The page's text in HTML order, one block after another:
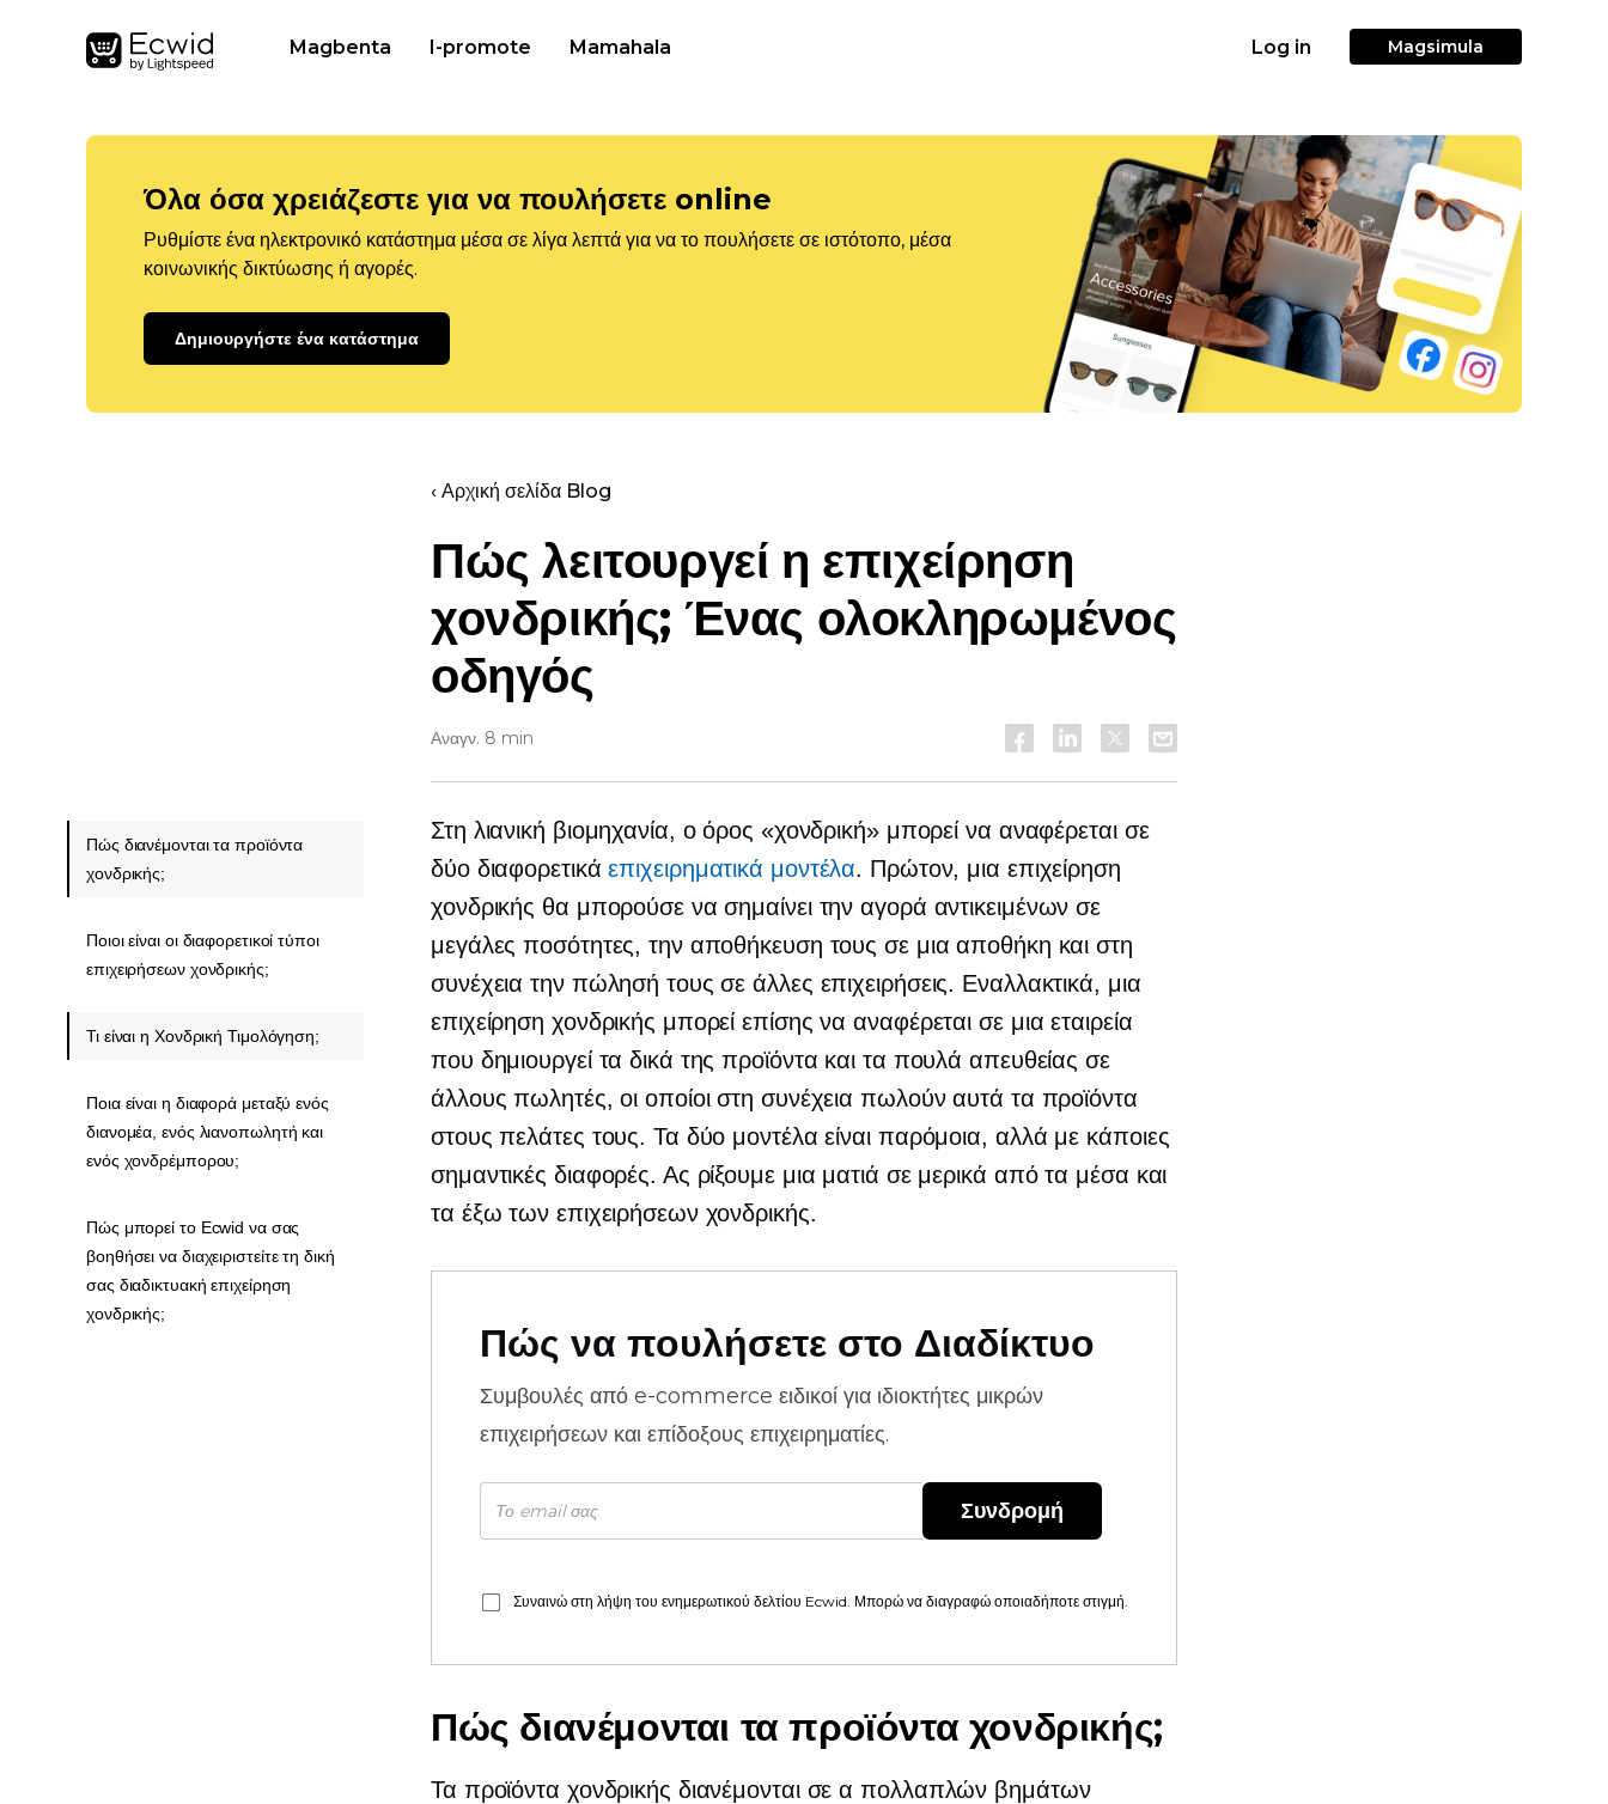
Magbenta I-promote Mamahala Log in Magsimula
Όλα όσα χρειάζεστε για να πουλήσετε online
Ρυθμίστε ένα ηλεκτρονικό κατάστημα μέσα σε λίγα λεπτά για να το πουλήσετε σε ιστότοπο, μέσα
κοινωνικής δικτύωσης ή αγορές.
Δημιουργήστε ένα κατάστημα
‹ Αρχική σελίδα Blog
Πώς λειτουργεί η επιχείρηση
χονδρικής; Ένας ολοκληρωμένος
οδηγός
Αναγν. 8 min
Στη λιανική βιομηχανία, ο όρος «χονδρική» μπορεί να αναφέρεται σε
δύο διαφορετικάεπιχειρηματικά μοντέλα. Πρώτον, μια επιχείρηση
χονδρικής θα μπορούσε να σημαίνει την αγορά αντικειμένων σε
μεγάλες ποσότητες, την αποθήκευση τους σε μια αποθήκη και στη
συνέχεια την πώλησή τους σε άλλες επιχειρήσεις. Εναλλακτικά, μια
επιχείρηση χονδρικής μπορεί επίσης να αναφέρεται σε μια εταιρεία
που δημιουργεί τα δικά της προϊόντα και τα πουλά απευθείας σε
άλλους πωλητές, οι οποίοι στη συνέχεια πωλούν αυτά τα προϊόντα
στους πελάτες τους. Τα δύο μοντέλα είναι παρόμοια, αλλά με κάποιες
σημαντικές διαφορές. Ας ρίξουμε μια ματιά σε μερικά από τα μέσα και
τα έξω των επιχειρήσεων χονδρικής.
Πώς να πουλήσετε στο Διαδίκτυο
Συμβουλές από e-commerce ειδικοί για ιδιοκτήτες μικρών
επιχειρήσεων και επίδοξους επιχειρηματίες.
Συνδρομή
Συναινώ στη λήψη του ενημερωτικού δελτίου Ecwid. Μπορώ να διαγραφώ οποιαδήποτε στιγμή.
Πώς διανέμονται τα προϊόντα χονδρικής;
Τα προϊόντα χονδρικής διανέμονται σε απολλαπλών βημάτων
Πώς διανέμονται τα προϊόντα
χονδρικής;
Ποιοι είναι οι διαφορετικοί τύποι
επιχειρήσεων χονδρικής;
Τι είναι η Χονδρική Τιμολόγηση;
Ποια είναι η διαφορά μεταξύ ενός
διανομέα, ενός λιανοπωλητή και
ενός χονδρέμπορου;
Πώς μπορεί το Ecwid να σας
βοηθήσει να διαχειριστείτε τη δική
σας διαδικτυακή επιχείρηση
χονδρικής;